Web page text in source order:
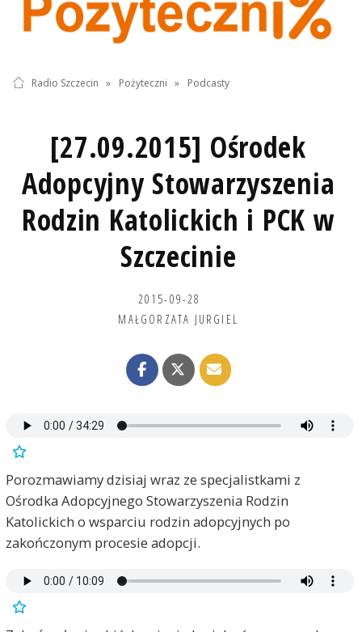
Radio Szczecin » Pożyteczni » Podcasty
[27.09.2015] Ośrodek
Adopcyjny Stowarzyszenia
Rodzin Katolickich i PCK w
Szczecinie
2015-09-28
MAŁGORZATA JURGIEL
Porozmawiamy dzisiaj wraz ze specjalistkami z
Ośrodka Adopcyjnego Stowarzyszenia Rodzin
Katolickich o wsparciu rodzin adopcyjnych po
zakończonym procesie adopcji.